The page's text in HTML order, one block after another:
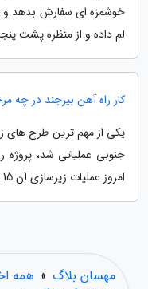
خوشمزه ای سفارش بدهد
لم داده و از منظره پشت
کار راه آهن بیرجند در چه
یکی از مهم ترین طرح های
جنوبی عملیاتی شد، پروژه
امروز عملیات زیرسازی آن 15 درصد پیشرفت فیزیکی داشته است.
مهسان بلاگ » همه